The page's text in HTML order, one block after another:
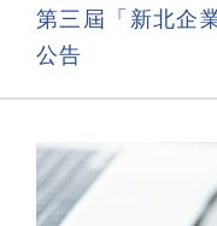
第三屆「新北企
公告